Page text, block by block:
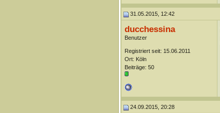
31.05.2015, 12:42
ducchessina
Benutzer
Registriert seit: 15.06.2011
Ort: Köln
Beiträge: 50
24.09.2015, 20:28